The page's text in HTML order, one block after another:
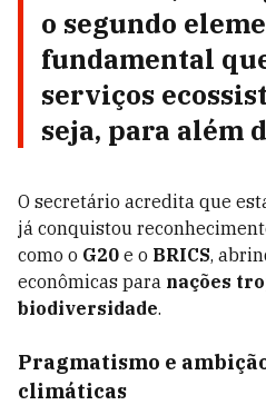
o segundo
fundamental
serviços
seja, para além
O secretário acredita que
já conquistou
como o G20 e o BRICS,
econômicas para nações
biodiversidade.
Pragmatismo e
climáticas